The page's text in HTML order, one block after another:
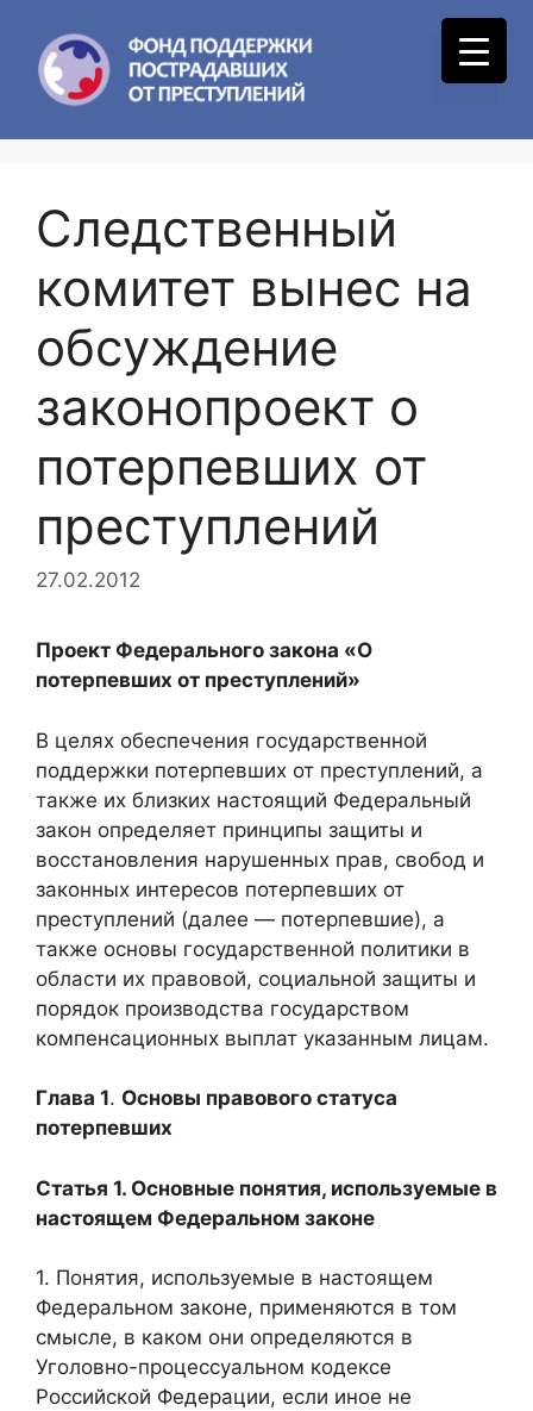
content
Menu
Следственный
комитет вынес на
обсуждение
законопроект о
потерпевших от
преступлений
27.02.2012
Проект Федерального закона «О
потерпевших от преступлений»
В целях обеспечения государственной
поддержки потерпевших от преступлений, а
также их близких настоящий Федеральный
закон определяет принципы защиты и
восстановления нарушенных прав, свобод и
законных интересов потерпевших от
преступлений (далее — потерпевшие), а
также основы государственной политики в
области их правовой, социальной защиты и
порядок производства государством
компенсационных выплат указанным лицам.
Глава 1. Основы правового статуса
потерпевших
Статья 1. Основные понятия, используемые в
настоящем Федеральном законе
1. Понятия, используемые в настоящем
Федеральном законе, применяются в том
смысле, в каком они определяются в
Уголовно-процессуальном кодексе
Российской Федерации, если иное не